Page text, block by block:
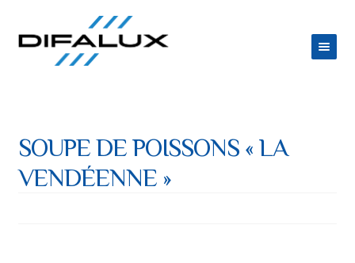
à
au
contenu
PRODUITS
ESPACE TRAITEUR
SOUPE DE POISSONS « LA
VENDÉENNE »